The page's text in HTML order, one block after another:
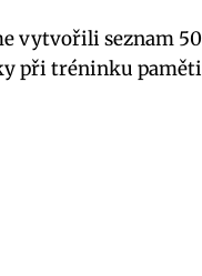
vytvořili seznam
při tréninku